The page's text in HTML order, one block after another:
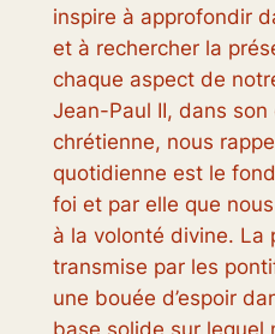
inspire à approfondir
et à rechercher la
chaque aspect de
Jean-Paul II, dans
chrétienne, nous
quotidienne est le
foi et par elle que
à la volonté divine. La
transmise par les
une bouée d’espoir